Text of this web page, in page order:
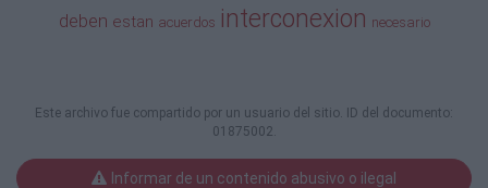
deben estan acuerdos interconexion necesario
Este archivo fue compartido por un usuario del sitio. ID del documento:
01875002.
Informar de un contenido abusivo o ilegal